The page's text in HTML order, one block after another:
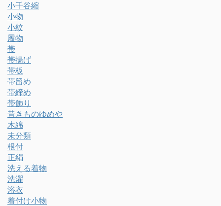
小千谷縮
小物
小紋
履物
帯
帯揚げ
帯板
帯留め
帯締め
帯飾り
昔きものゆめや
木綿
未分類
根付
正絹
洗える着物
洗濯
浴衣
着付け小物